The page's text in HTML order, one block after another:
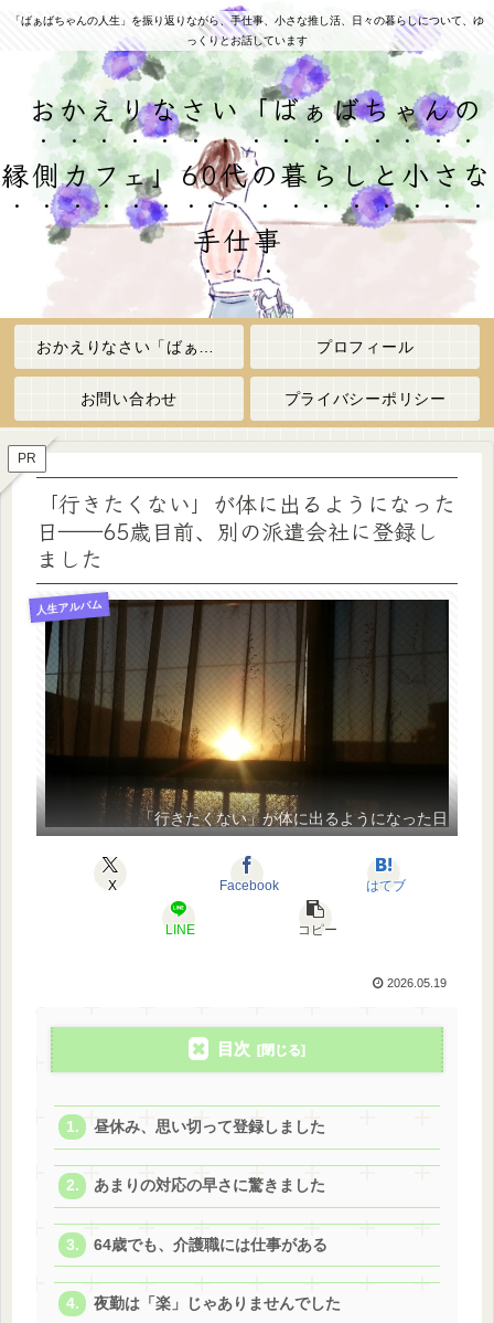
「ばぁばちゃんの人生」を振り返りながら、手仕事、小さな推し活、日々の暮らしについて、ゆ
っくりとお話しています
おかえりなさい「ばぁばちゃんの
縁側カフェ」60代の暮らしと小さな
手仕事
プロフィール
お問い合わせ プライバシーポリシー
PR
「行きたくない」が体に出るようになった
日――65歳目前、別の派遣会社に登録し
ました
人生アルバム
「行きたくない」が体に出るようになった日
X Facebook はてブ
LINE コピー
2026.05.19
目次
昼休み、思い切って登録しました
あまりの対応の早さに驚きました
64歳でも、介護職には仕事がある
夜勤は「楽」じゃありませんでした